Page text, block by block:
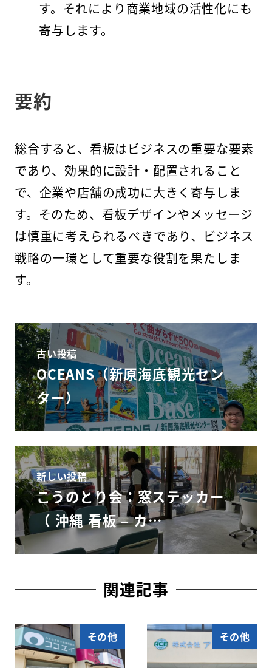
す。それにより商業地域の活性化にも
寄与します。
要約
総合すると、看板はビジネスの重要な要素
であり、効果的に設計・配置されること
で、企業や店舗の成功に大きく寄与しま
す。そのため、看板デザインやメッセージ
は慎重に考えられるべきであり、ビジネス
戦略の一環として重要な役割を果たしま
す。
古い投稿
OCEANS（新原海底観光セン
ター）
新しい投稿
こうのとり会：窓ステッカー
（ 沖縄 看板 – カ…
関連記事
その他 その他